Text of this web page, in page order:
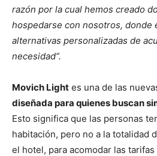
razón por la cual hemos creado
hospedarse con nosotros, donde
alternativas personalizadas de
necesidad”.
Movich Light es una de las
diseñada para quienes buscan
Esto significa que las personas
habitación, pero no a la totalidad
el hotel, para acomodar las tarifas